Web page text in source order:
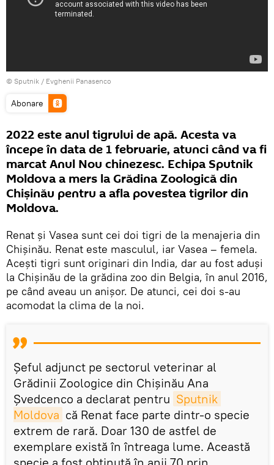
© Sputnik / Evghenii Panasenco
Abonare
2022 este anul tigrului de apă. Acesta va
începe în data de 1 februarie, atunci când va fi
marcat Anul Nou chinezesc. Echipa Sputnik
Moldova a mers la Grădina Zoologică din
Chișinău pentru a afla povestea tigrilor din
Moldova.
Renat și Vasea sunt cei doi tigri de la menajeria din
Chișinău. Renat este masculul, iar Vasea – femela.
Acești tigri sunt originari din India, dar au fost aduși
la Chișinău de la grădina zoo din Belgia, în anul 2016,
pe când aveau un anișor. De atunci, cei doi s-au
acomodat la clima de la noi.
Șeful adjunct pe sectorul veterinar al
Grădinii Zoologice din Chișinău Ana
Șvedcenco a declarat pentru Sputnik
Moldova că Renat face parte dintr-o specie
extrem de rară. Doar 130 de astfel de
exemplare există în întreaga lume. Această